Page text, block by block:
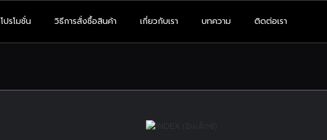
โปรโมชั่น วิธีการสั่งซื้อสินค้า เกี่ยวกับเรา บทความ ติดต่อเรา